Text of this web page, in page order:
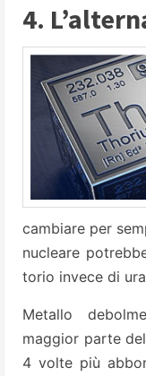
4.
cambiare per
nucleare
torio invece di
Metallo
maggior parte
4 volte più